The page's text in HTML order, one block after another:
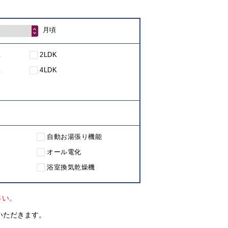
月頃
2LDK
4LDK
自動お湯張り機能
オール電化
浴室換気乾燥機
。
だきます。